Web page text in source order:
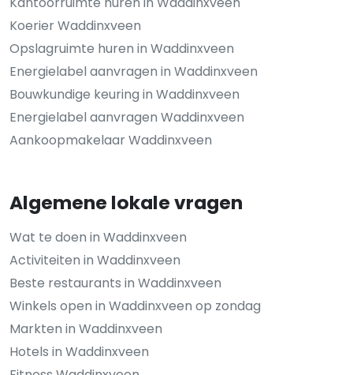
Koerier Waddinxveen
Opslagruimte huren in Waddinxveen
Energielabel aanvragen in Waddinxveen
Bouwkundige keuring in Waddinxveen
Energielabel aanvragen Waddinxveen
Aankoopmakelaar Waddinxveen
Algemene lokale vragen
Wat te doen in Waddinxveen
Activiteiten in Waddinxveen
Beste restaurants in Waddinxveen
Winkels open in Waddinxveen op zondag
Markten in Waddinxveen
Hotels in Waddinxveen